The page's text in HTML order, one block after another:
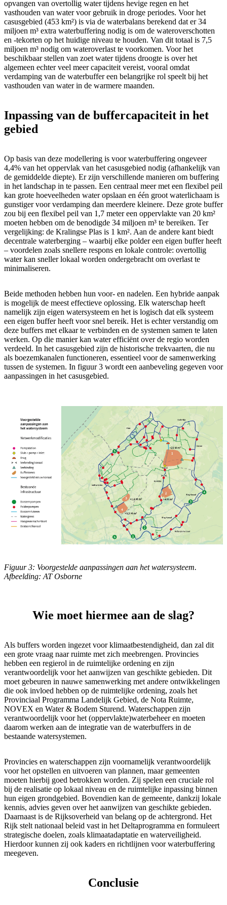
opvangen van overtollig water tijdens hevige regen en het
vasthouden van water voor gebruik in droge periodes. Voor het
casusgebied (453 km²) is via de waterbalans berekend dat er 34
miljoen m³ extra waterbuffering nodig is om de wateroverschotten
en -tekorten op het huidige niveau te houden. Van dit totaal is 7,5
miljoen m³ nodig om wateroverlast te voorkomen. Voor het
beschikbaar stellen van zoet water tijdens droogte is over het
algemeen echter veel meer capaciteit vereist, vooral omdat
verdamping van de waterbuffer een belangrijke rol speelt bij het
vasthouden van water in de warmere maanden.
Inpassing van de buffercapaciteit in het
gebied
Op basis van deze modellering is voor waterbuffering ongeveer
4,4% van het oppervlak van het casusgebied nodig (afhankelijk van
de gemiddelde diepte). Er zijn verschillende manieren om buffering
in het landschap in te passen. Een centraal meer met een flexibel peil
kan grote hoeveelheden water opslaan en één groot waterlichaam is
gunstiger voor verdamping dan meerdere kleinere. Deze grote buffer
zou bij een flexibel peil van 1,7 meter een oppervlakte van 20 km²
moeten hebben om de benodigde 34 miljoen m³ te bereiken. Ter
vergelijking: de Kralingse Plas is 1 km². Aan de andere kant biedt
decentrale waterberging – waarbij elke polder een eigen buffer heeft
– voordelen zoals snellere respons en lokale controle: overtollig
water kan sneller lokaal worden ondergebracht om overlast te
minimaliseren.
Beide methoden hebben hun voor- en nadelen. Een hybride aanpak
is mogelijk de meest effectieve oplossing. Elk waterschap heeft
namelijk zijn eigen watersysteem en het is logisch dat elk systeem
een eigen buffer heeft voor snel bereik. Het is echter verstandig om
deze buffers met elkaar te verbinden en de systemen samen te laten
werken. Op die manier kan water efficiënt over de regio worden
verdeeld. In het casusgebied zijn de historische trekvaarten, die nu
als boezemkanalen functioneren, essentieel voor de samenwerking
tussen de systemen. In figuur 3 wordt een aanbeveling gegeven voor
aanpassingen in het casusgebied.
Figuur 3: Voorgestelde aanpassingen aan het watersysteem.
Afbeelding: AT Osborne
Wie moet hiermee aan de slag?
Als buffers worden ingezet voor klimaatbestendigheid, dan zal dit
een grote vraag naar ruimte met zich meebrengen. Provincies
hebben een regierol in de ruimtelijke ordening en zijn
verantwoordelijk voor het aanwijzen van geschikte gebieden. Dit
moet gebeuren in nauwe samenwerking met andere ontwikkelingen
die ook invloed hebben op de ruimtelijke ordening, zoals het
Provinciaal Programma Landelijk Gebied, de Nota Ruimte,
NOVEX en Water & Bodem Sturend. Waterschappen zijn
verantwoordelijk voor het (oppervlakte)waterbeheer en moeten
daarom werken aan de integratie van de waterbuffers in de
bestaande watersystemen.
Provincies en waterschappen zijn voornamelijk verantwoordelijk
voor het opstellen en uitvoeren van plannen, maar gemeenten
moeten hierbij goed betrokken worden. Zij spelen een cruciale rol
bij de realisatie op lokaal niveau en de ruimtelijke inpassing binnen
hun eigen grondgebied. Bovendien kan de gemeente, dankzij lokale
kennis, advies geven over het aanwijzen van geschikte gebieden.
Daarnaast is de Rijksoverheid van belang op de achtergrond. Het
Rijk stelt nationaal beleid vast in het Deltaprogramma en formuleert
strategische doelen, zoals klimaatadaptatie en waterveiligheid.
Hierdoor kunnen zij ook kaders en richtlijnen voor waterbuffering
meegeven.
Conclusie